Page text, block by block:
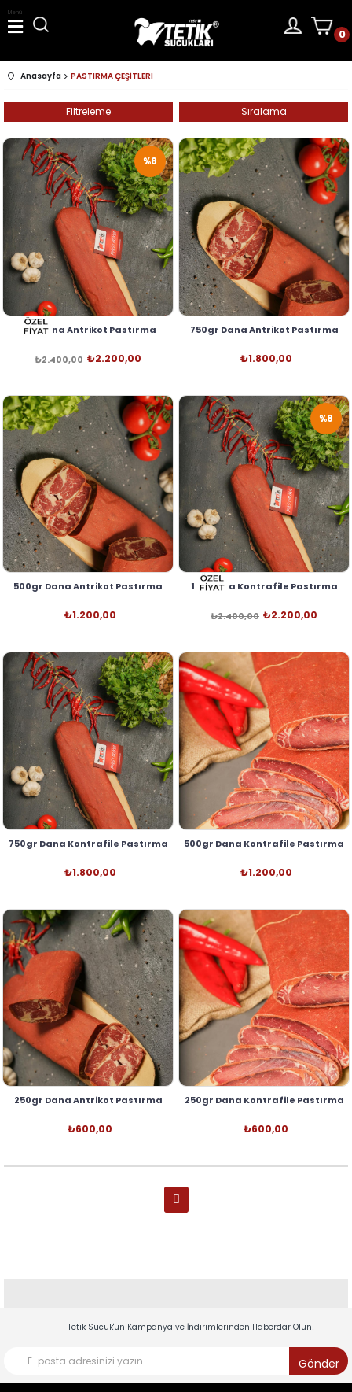
0
Menü
Anasayfa PASTIRMA ÇEŞİTLERİ
Filtreleme Sıralama
1kg Dana Antrikot Pastırma
₺2.200,00
₺2.400,00
%8
750gr Dana Antrikot Pastırma
₺1.800,00
500gr Dana Antrikot Pastırma
₺1.200,00
1kg Dana Kontrafile Pastırma
₺2.200,00
₺2.400,00
%8
750gr Dana Kontrafile Pastırma
₺1.800,00
500gr Dana Kontrafile Pastırma
₺1.200,00
250gr Dana Antrikot Pastırma
₺600,00
250gr Dana Kontrafile Pastırma
₺600,00
Tetik Sucuk'un Kampanya ve İndirimlerinden Haberdar Olun!
Gönder